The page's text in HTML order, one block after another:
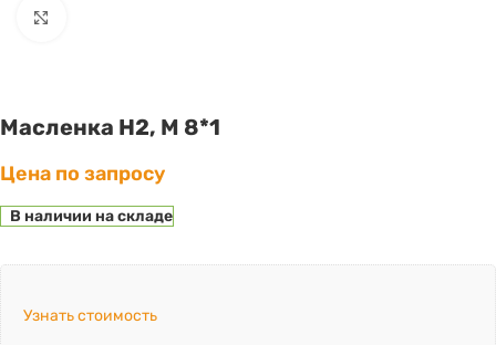
Масленка Н2, М 8*1
Цена по запросу
В наличии на складе
Узнать стоимость